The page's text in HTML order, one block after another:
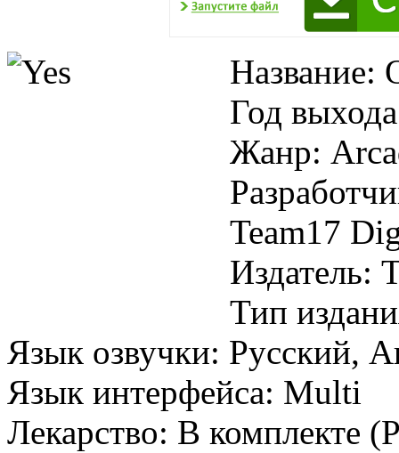
Название:
Год
Жанр:
Team17
Издатель:
Тип
Язык озвучки: Русский,
Язык интерфейса: Multi
Лекарство: В комплекте